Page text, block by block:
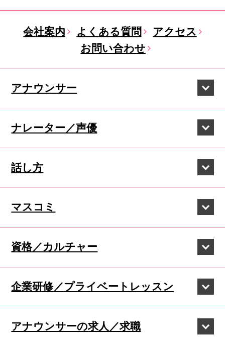
会社案内 よくある質問
アクセス
お問い合わせ
アナウンサー
ナレーター／声優
話し方
マスコミ
資格／カルチャー
企業研修／プライベートレッスン
アナウンサーの求人／求職